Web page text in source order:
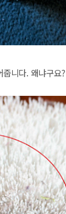
니다. 왜냐구요?